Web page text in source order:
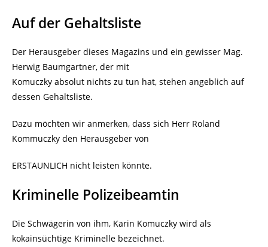
Auf der Gehaltsliste
Der Herausgeber dieses Magazins und ein gewisser Mag.
Herwig Baumgartner, der mit
Komuczky absolut nichts zu tun hat, stehen angeblich auf
dessen Gehaltsliste.
Dazu möchten wir anmerken, dass sich Herr Roland
Kommuczky den Herausgeber von
ERSTAUNLICH nicht leisten könnte.
Kriminelle Polizeibeamtin
Die Schwägerin von ihm, Karin Komuczky wird als
kokainsüchtige Kriminelle bezeichnet.